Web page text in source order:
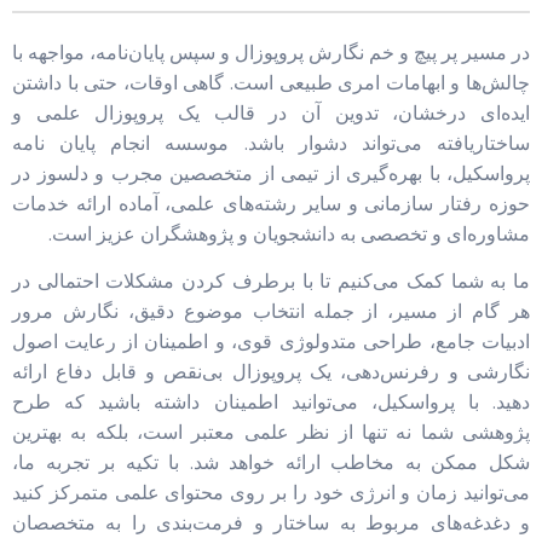
در مسیر پر پیچ و خم نگارش پروپوزال و سپس پایان‌نامه، مواجهه با
چالش‌ها و ابهامات امری طبیعی است. گاهی اوقات، حتی با داشتن
ایده‌ای درخشان، تدوین آن در قالب یک پروپوزال علمی و
ساختاریافته می‌تواند دشوار باشد. موسسه انجام پایان نامه
پرواسکیل، با بهره‌گیری از تیمی از متخصصین مجرب و دلسوز در
حوزه رفتار سازمانی و سایر رشته‌های علمی، آماده ارائه خدمات
مشاوره‌ای و تخصصی به دانشجویان و پژوهشگران عزیز است.
ما به شما کمک می‌کنیم تا با برطرف کردن مشکلات احتمالی در
هر گام از مسیر، از جمله انتخاب موضوع دقیق، نگارش مرور
ادبیات جامع، طراحی متدولوژی قوی، و اطمینان از رعایت اصول
نگارشی و رفرنس‌دهی، یک پروپوزال بی‌نقص و قابل دفاع ارائه
دهید. با پرواسکیل، می‌توانید اطمینان داشته باشید که طرح
پژوهشی شما نه تنها از نظر علمی معتبر است، بلکه به بهترین
شکل ممکن به مخاطب ارائه خواهد شد. با تکیه بر تجربه ما،
می‌توانید زمان و انرژی خود را بر روی محتوای علمی متمرکز کنید
و دغدغه‌های مربوط به ساختار و فرمت‌بندی را به متخصصان